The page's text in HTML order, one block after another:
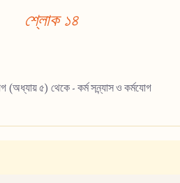
শ্লোক ১৪
(অধ্যায় ৫) থেকে - কর্ম সন্ন্যাস ও কর্মযোগ